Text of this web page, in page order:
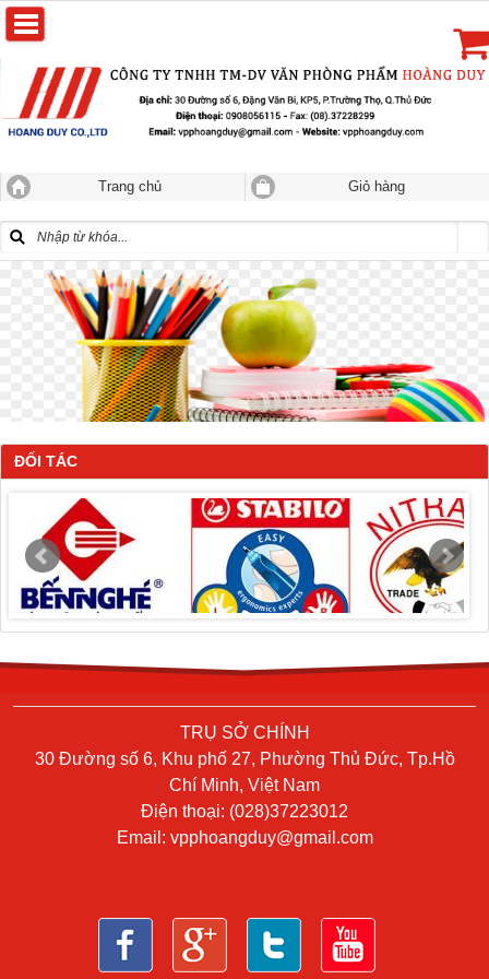
Trang chủ Giỏ hàng
ĐỐI TÁC
TRỤ SỞ CHÍNH
30 Đường số 6, Khu phố 27, Phường Thủ Đức, Tp.Hồ
Chí Minh, Việt Nam
Điện thoại: (028)37223012
Email: vpphoangduy@gmail.com